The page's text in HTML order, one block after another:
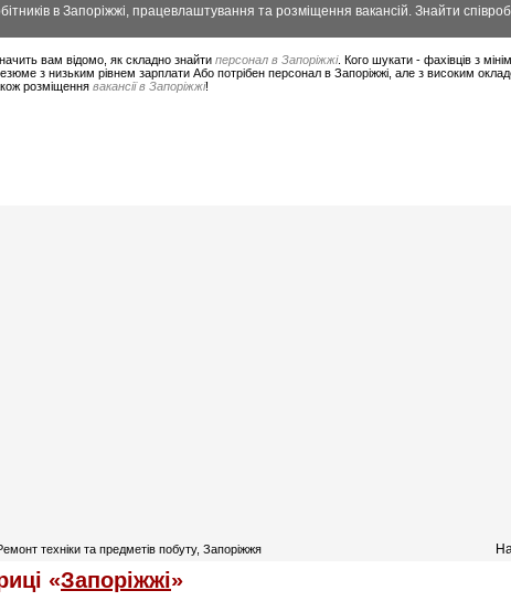
в Запоріжжі, працевлаштування та розміщення вакансій. Знайти
вам відомо, як складно знайти персонал в Запоріжжі. Кого шукати - фахівців з
з низьким рівнем зарплати Або потрібен персонал в Запоріжжі, але з високим
розміщення вакансії в Запоріжжі!
техніки та предметів побуту, Запоріжжя
«Запоріжжі»